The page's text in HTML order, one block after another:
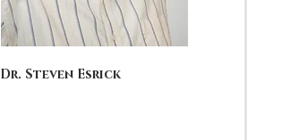
Dr. Steven Esrick